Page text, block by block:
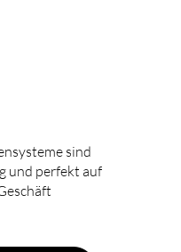
sind
und perfekt auf